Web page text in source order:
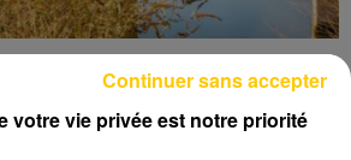
votre vie privée est notre priorité
Continuer sans accepter